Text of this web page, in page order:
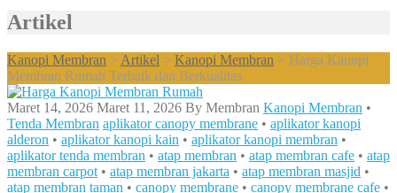
Artikel
Kanopi Membran > Artikel > Kanopi Membran > Harga Kanopi
Membran Rumah Terbaik dan Berkualitas
Maret 14, 2026 Maret 11, 2026 By Membran Kanopi Membran •
Tenda Membran aplikator canopy membrane • aplikator kanopi
alderon • aplikator kanopi kain • aplikator kanopi membran •
aplikator tenda membran • atap membran • atap membran cafe • atap
membran carpot • atap membran jakarta • atap membran masjid •
atap membran taman • canopy membrane • canopy membrane cafe •